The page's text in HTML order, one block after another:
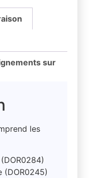
sur
les
(DOR0245)